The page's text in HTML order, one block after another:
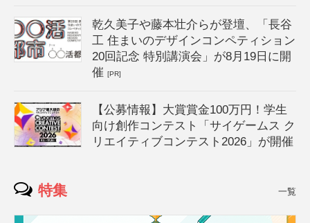
乾久美子や藤本壮介らが登壇、「長谷
工 住まいのデザインコンペティション
20回記念 特別講演会」が8月19日に開
催[PR]
【公募情報】大賞賞金100万円！学生
向け創作コンテスト「サイゲームス ク
リエイティブコンテスト2026」が開催
特集 一覧